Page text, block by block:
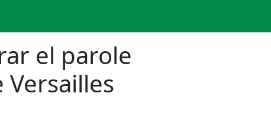
el parole